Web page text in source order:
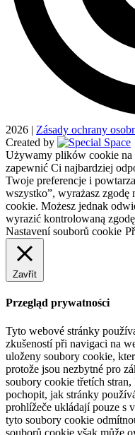
2026 | Zásady ochrany
Created by
Używamy plików cookie na
zapewnić Ci najbardziej
Twoje preferencje i
wszystko”, wyrażasz
cookie. Możesz jednak
wyrazić kontrolowaną
Nastavení souborů cookie
Zavřít
Przegląd prywatności
Tyto webové stránky
zkušeností při navigaci na
uloženy soubory cookie,
protože jsou nezbytné pro
soubory cookie třetích
pochopit, jak stránky
prohlížeče ukládají pouze s
tyto soubory cookie
souborů cookie však může